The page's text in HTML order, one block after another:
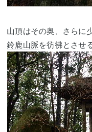
山頂はその奥、さらに
鈴鹿山脈を彷彿とさせる